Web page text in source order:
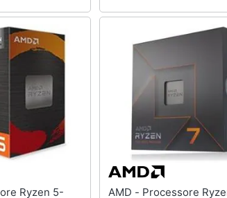
AMD - Processore Ryzen 7-